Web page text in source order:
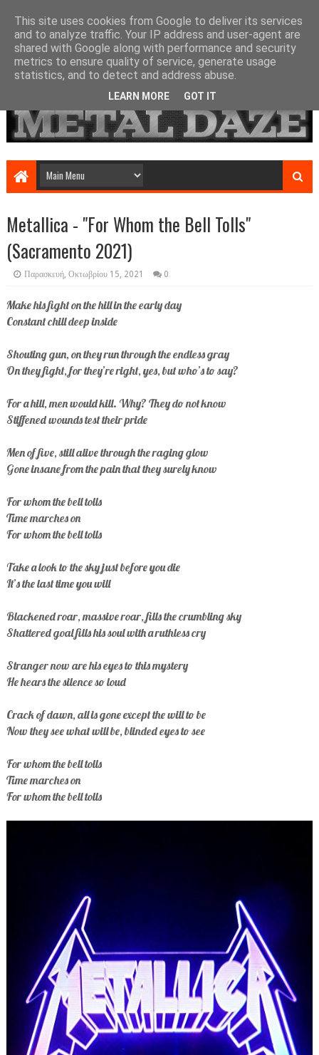
Metallica - "For Whom the Bell Tolls"
(Sacramento 2021)
Παρασκευή, Οκτωβρίου 15, 2021 0
Make his fight on the hill in the early day
Constant chill deep inside
Shouting gun, on they run through the endless gray
On they fight, for they’re right, yes, but who’s to say?
For a hill, men would kill. Why? They do not know
Stiffened wounds test their pride
Men of five, still alive through the raging glow
Gone insane from the pain that they surely know
For whom the bell tolls
Time marches on
For whom the bell tolls
Take a look to the sky just before you die
It’s the last time you will
Blackened roar, massive roar, fills the crumbling sky
Shattered goal fills his soul with a ruthless cry
Stranger now are his eyes to this mystery
He hears the silence so loud
Crack of dawn, all is gone except the will to be
Now they see what will be, blinded eyes to see
For whom the bell tolls
Time marches on
For whom the bell tolls
This site uses cookies from Google to deliver its services
and to analyze traffic. Your IP address and user-agent are
shared with Google along with performance and security
metrics to ensure quality of service, generate usage
statistics, and to detect and address abuse.
LEARN MORE GOT IT